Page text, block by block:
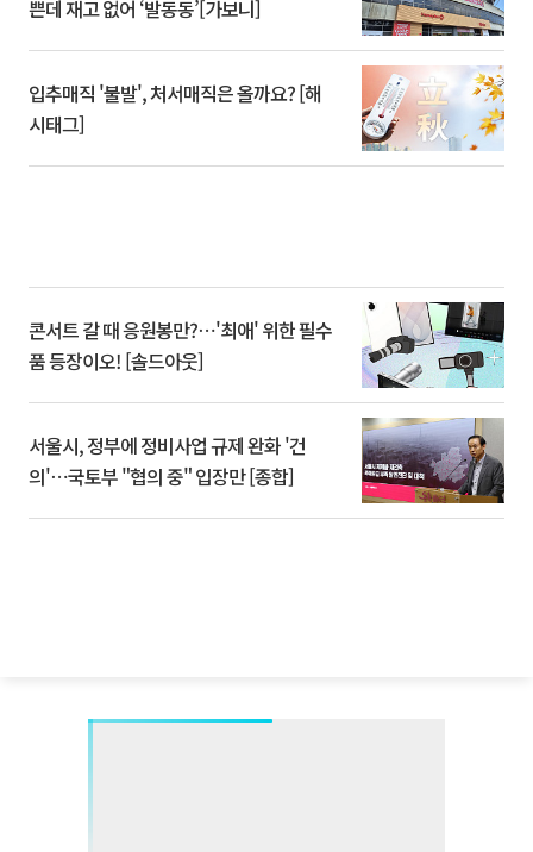
쁜데 재고 없어 ‘발동동’[가보니]
입추매직 '불발', 처서매직은 올까요? [해
시태그]
콘서트 갈 때 응원봉만?⋯'최애' 위한 필수
품 등장이오! [솔드아웃]
서울시, 정부에 정비사업 규제 완화 '건
의'⋯국토부 "협의 중" 입장만 [종합]